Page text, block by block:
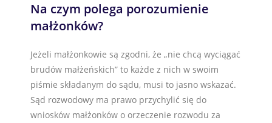
Na czym polega porozumienie
małżonków?
Jeżeli małżonkowie są zgodni, że „nie chcą wyciągać
brudów małżeńskich” to każde z nich w swoim
piśmie składanym do sądu, musi to jasno wskazać.
Sąd rozwodowy ma prawo przychylić się do
wniosków małżonków o orzeczenie rozwodu za